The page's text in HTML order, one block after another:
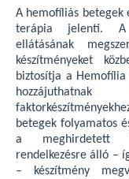
A hemofíliás betegek
terápia jelenti. A
ellátásának
készítményeket
biztosítja a
betegek folyamatos
a meghirdetett
rendelkezésre álló –
– készítmény